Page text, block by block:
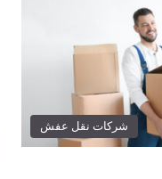
شركات نقل عفش